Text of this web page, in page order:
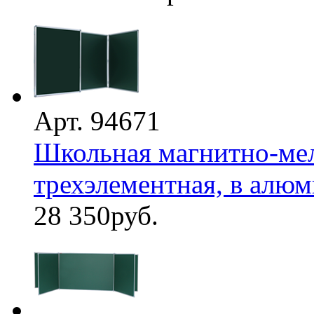
Арт. 94671
Школьная магнитно-
трехэлементная, в
28 350руб.